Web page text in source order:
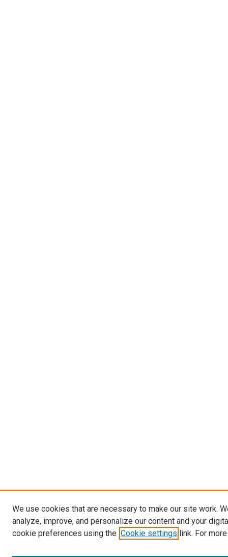
We use cookies that are necessary to make our site work.
analyze, improve, and personalize our content and your
cookie preferences using the Cookie settings link. For